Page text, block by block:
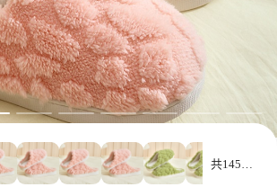
共145款